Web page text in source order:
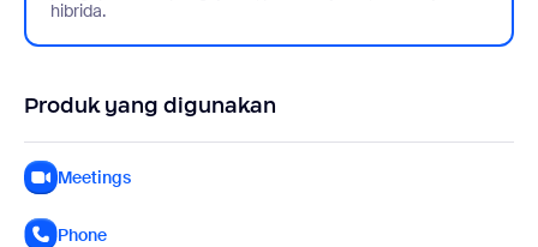
hibrida.
Produk yang digunakan
Meetings
Phone